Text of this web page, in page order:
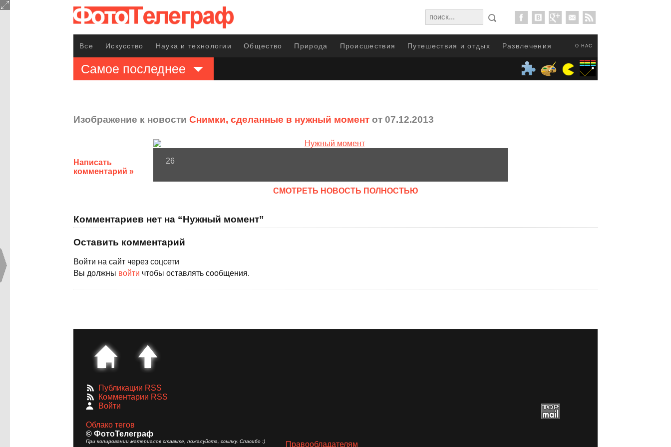
О НАС
Все Искусство Наука и технологии Общество Природа Происшествия Путешествия и отдых Развлечения
Самое последнее
Изображение к новости Снимки, сделанные в нужный момент от 07.12.2013
Написать
комментарий »
26
CМОТРЕТЬ НОВОСТЬ ПОЛНОСТЬЮ
Комментариев нет на “Нужный момент”
Оставить комментарий
Войти на сайт через соцсети
Вы должны войти чтобы оставлять сообщения.
Публикации RSS
Комментарии RSS
Войти
Облако тегов
© ФотоТелеграф
При копировании материалов ставьте, пожалуйста, ссылку. Спасибо :) Правообладателям